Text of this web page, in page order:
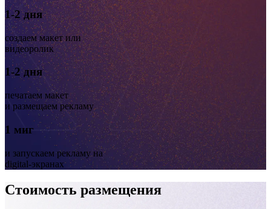
1-2 дня
создаем макет или
видеоролик
1-2 дня
печатаем макет
и размещаем рекламу
1 миг
и запускаем рекламу на
digital-экранах
Стоимость размещения